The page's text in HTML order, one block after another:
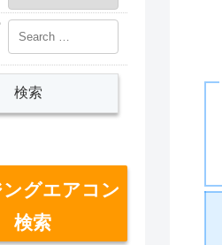
グエアコン
検索